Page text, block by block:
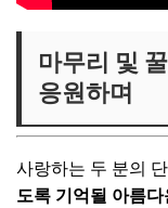
마무리 및
응원하며
사랑하는 두 분의
도록 기억될 아름다